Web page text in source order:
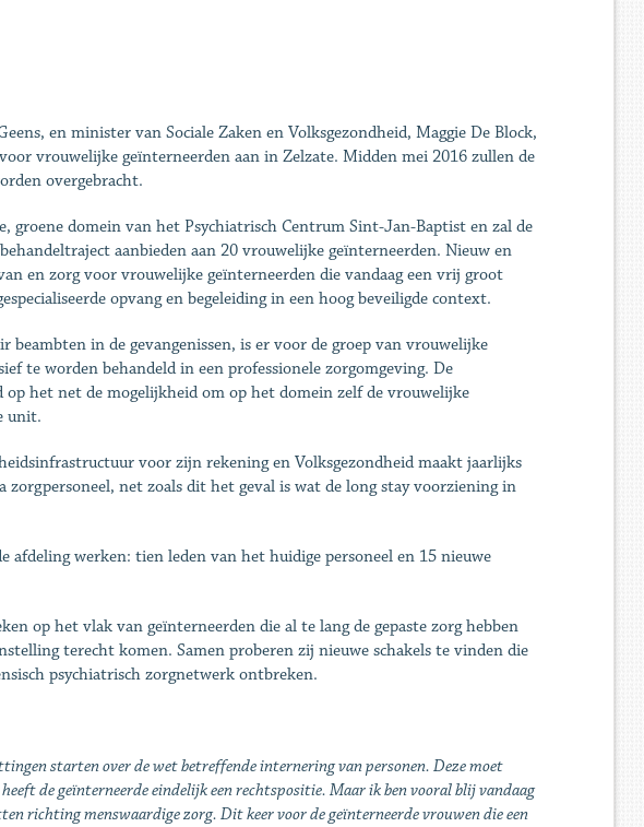
en minister van Sociale Zaken en Volksgezondheid, Maggie De Block,
vrouwelijke geïnterneerden aan in Zelzate. Midden mei 2016 zullen de
overgebracht.
groene domein van het Psychiatrisch Centrum Sint-Jan-Baptist en zal de
aanbieden aan 20 vrouwelijke geïnterneerden. Nieuw en
en zorg voor vrouwelijke geïnterneerden die vandaag een vrij groot
opvang en begeleiding in een hoog beveiligde context.
in de gevangenissen, is er voor de groep van vrouwelijke
te worden behandeld in een professionele zorgomgeving. De
het net de mogelijkheid om op het domein zelf de vrouwelijke
unit.
voor zijn rekening en Volksgezondheid maakt jaarlijks
net zoals dit het geval is wat de long stay voorziening in
afdeling werken: tien leden van het huidige personeel en 15 nieuwe
op het vlak van geïnterneerden die al te lang de gepaste zorg hebben
terecht komen. Samen proberen zij nieuwe schakels te vinden die
psychiatrisch zorgnetwerk ontbreken.
starten over de wet betreffende internering van personen. Deze moet
de geïnterneerde eindelijk een rechtspositie. Maar ik ben vooral blij vandaag
richting menswaardige zorg. Dit keer voor de geïnterneerde vrouwen die een